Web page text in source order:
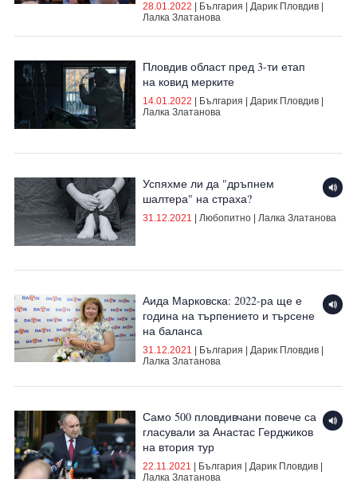
28.01.2022 България Дарик Пловдив|
Лалка Златанова
Пловдив област пред 3-ти етап
на ковид мерките
14.01.2022 България Дарик Пловдив|
Лалка Златанова
Успяхме ли да "дръпнем
шалтера" на страха?
31.12.2021 | Любопитно| Лалка Златанова
Аида Марковска: 2022-ра ще е
година на търпението и търсене
на баланса
31.12.2021 | България | Дарик Пловдив|
Лалка Златанова
Само 500 пловдивчани повече са
гласували за Анастас Герджиков
на втория тур
22.11.2021 България Дарик Пловдив|
Лалка Златанова